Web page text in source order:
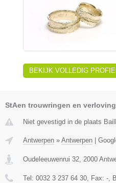
BEKIJK VOLLEDIG
StAen trouwringen en
Niet gevestigd in de plaats
Antwerpen » Antwerpen
Oudeleeuwenrui 32, 2000
Tel: 0032 3 237 64 30, Fax: -,